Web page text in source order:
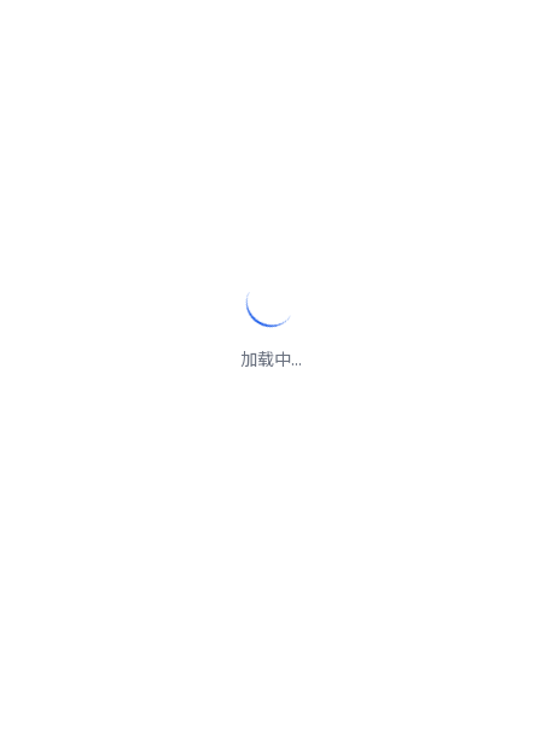
加载中...